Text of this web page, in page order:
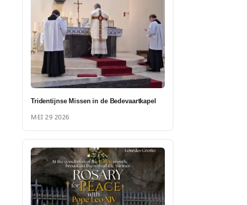
Tridentijnse Missen in de Bedevaartkapel
MEI 29 2026